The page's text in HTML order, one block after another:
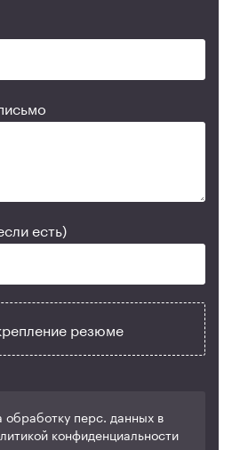
есть)
резюме
обработку перс. данных в
конфиденциальности